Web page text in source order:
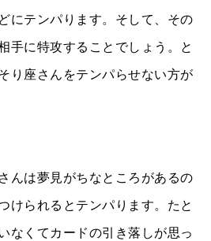
にテンパります。そして、その
手に特攻することでしょう。と
り座さんをテンパらせない方が
んは夢見がちなところがあるの
けられるとテンパります。たと
なくてカードの引き落しが思っ